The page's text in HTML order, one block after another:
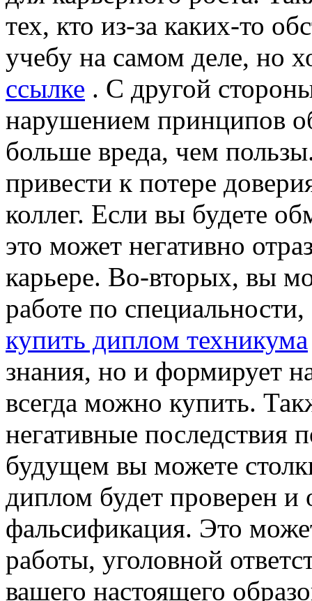
тех, кто из-за каких-то
учебу на самом деле, но
ссылке . С другой
нарушением принципов
больше вреда, чем
привести к потере
коллег. Если вы будете
это может негативно
карьере. Во-вторых, вы
работе по
купить диплом техникума
знания, но и формирует
всегда можно купить.
негативные
будущем вы можете
диплом будет проверен и
фальсификация. Это
работы, уголовной
вашего настоящего